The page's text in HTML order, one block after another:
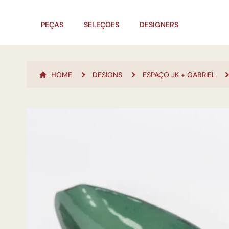
PEÇAS SELEÇÕES DESIGNERS
HOME DESIGNS ESPAÇO JK + GABRIEL